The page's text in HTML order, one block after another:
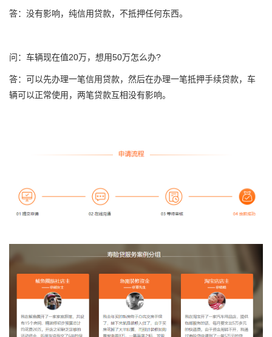
答：没有影响，纯信用贷款，不抵押任何东西。
问：车辆现在值20万，想用50万怎么办?
答：可以先办理一笔信用贷款，然后在办理一笔抵押手续贷款，车
辆可以正常使用，两笔贷款互相没有影响。